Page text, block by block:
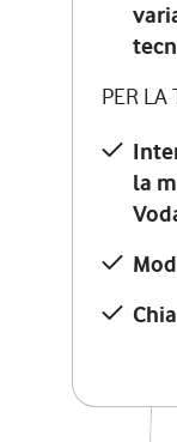
PER LA
la